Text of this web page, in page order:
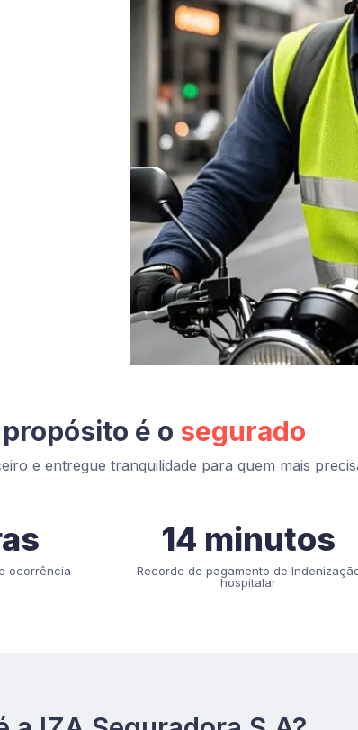
é o segurado
e entregue tranquilidade para quem mais
ocorrência
14 minutos
Recorde de pagamento de
hospitalar